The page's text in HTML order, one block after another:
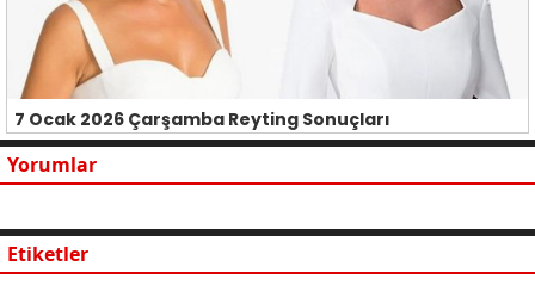
7 Ocak 2026 Çarşamba Reyting Sonuçları
Yorumlar
Etiketler